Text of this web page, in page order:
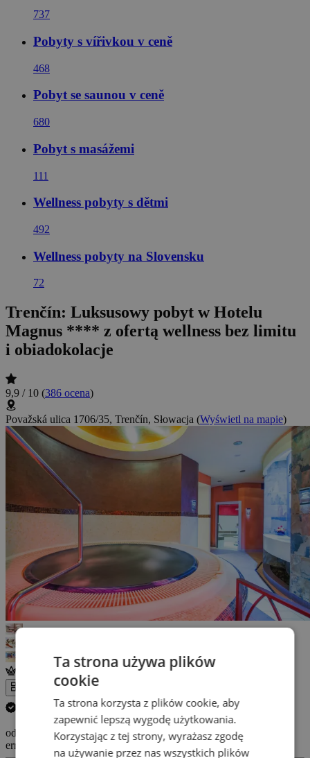
737
Pobyty s vířivkou v ceně
468
Pobyt se saunou v ceně
680
Pobyt s masážemi
111
Wellness pobyty s dětmi
492
Wellness pobyty na Slovensku
72
Trenčín: Luksusowy pobyt w Hotelu
Magnus **** z ofertą wellness bez limitu
i obiadokolacje
9,9 / 10 (386 ocena)
Považská ulica 1706/35, Trenčín, Słowacja (Wyświetl na mapie)
Osobiście zweryfikowane
Cała galeria
Anuluj swój pobyt GRATIS.(Więcej informacji)
od 611 Zł
errors_loading_failed
Ta strona używa plików
cookie
Ta strona korzysta z plików cookie, aby
zapewnić lepszą wygodę użytkowania.
Korzystając z tej strony, wyrażasz zgodę
na używanie przez nas wszystkich plików